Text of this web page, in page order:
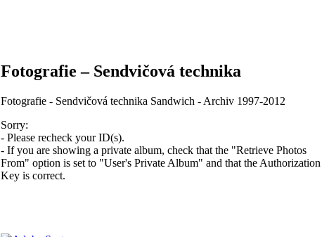
Fotografie – Sendvičová technika
Fotografie - Sendvičová technika Sandwich - Archiv 1997-2012
Sorry:
- Please recheck your ID(s).
- If you are showing a private album, check that the "Retrieve Photos
From" option is set to "User's Private Album" and that the Authorization
Key is correct.